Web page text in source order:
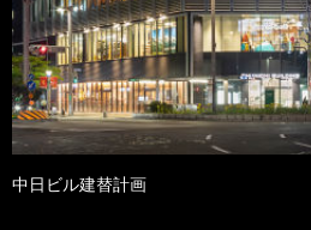
中日ビル建替計画